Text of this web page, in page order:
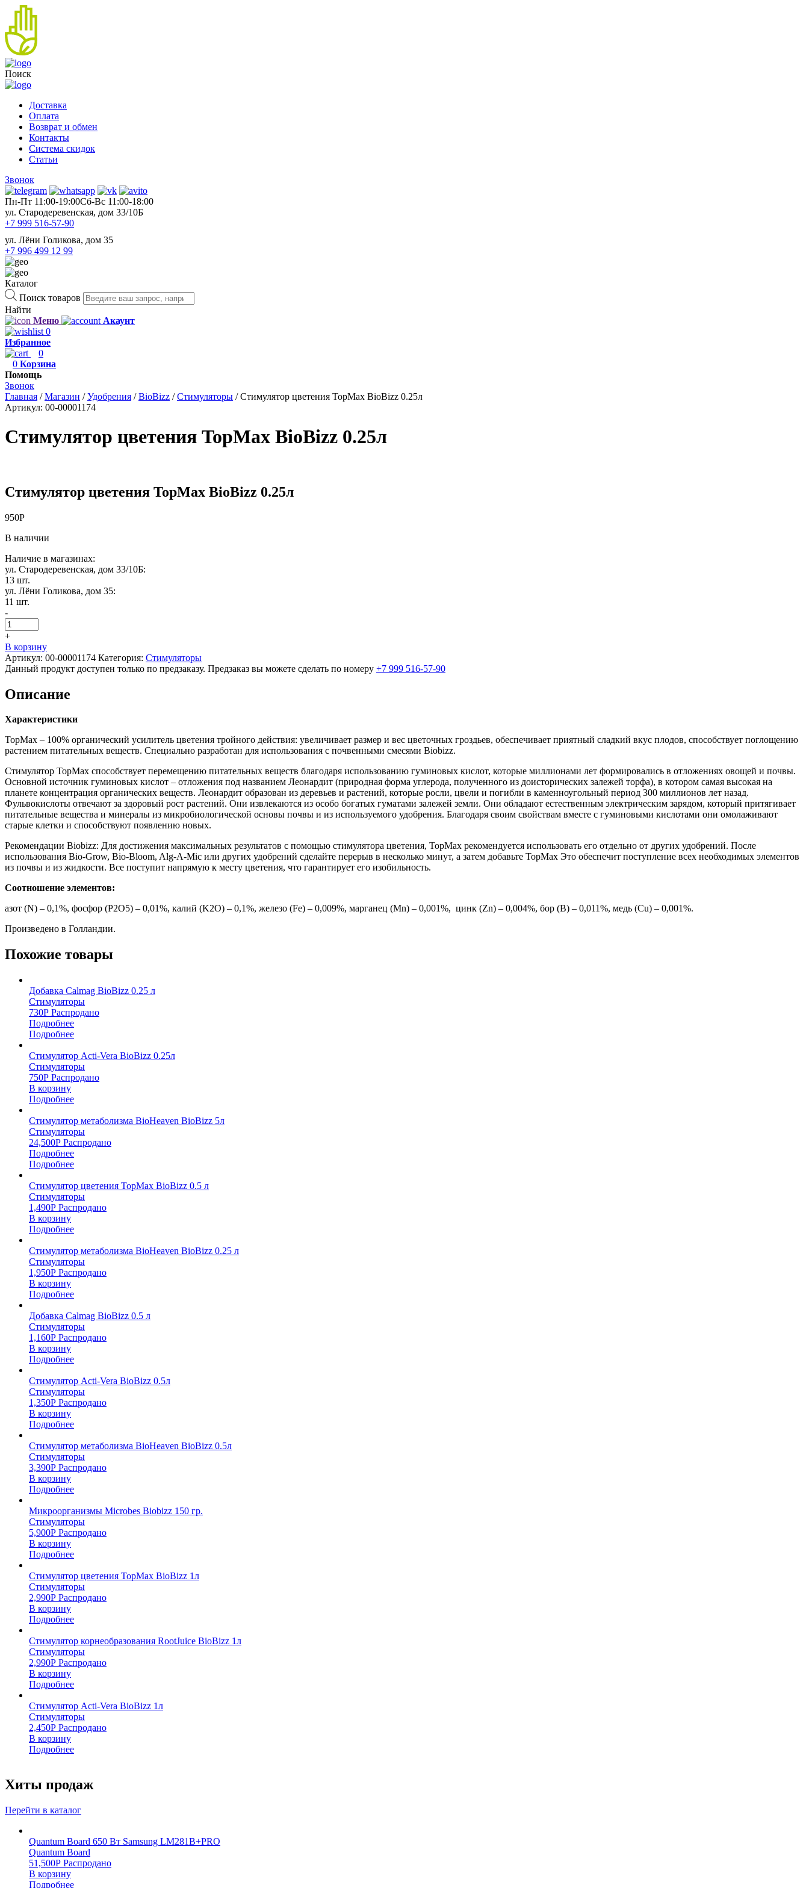
Поиск
Доставка
Оплата
Возврат и обмен
Контакты
Система скидок
Статьи
Звонок
Пн-Пт 11:00-19:00Cб-Вс 11:00-18:00
ул. Стародеревенская, дом 33/10Б
+7 999 516-57-90
ул. Лёни Голикова, дом 35
+7 996 499 12 99
Каталог
Поиск товаров
Найти
Меню
Акаунт
0
Избранное
0
0 Корзина
Помощь
Звонок
Главная /Магазин /Удобрения /BioBizz /Стимуляторы /Стимулятор цветения TopMax BioBizz 0.25л
Артикул: 00-00001174
Стимулятор цветения TopMax BioBizz 0.25л
Стимулятор цветения TopMax BioBizz 0.25л
950Р
В наличии
Наличие в магазинах:
ул. Стародеревенская, дом 33/10Б:
13 шт.
ул. Лёни Голикова, дом 35:
11 шт.
-
+
В корзину
Артикул: 00-00001174 Категория: Стимуляторы
Данный продукт доступен только по предзаказу. Предзаказ вы можете сделать по номеру +7 999 516-57-90
Описание
Характеристики
TopMax – 100% органический усилитель цветения тройного действия: увеличивает размер и вес цветочных гроздьев, обеспечивает приятный сладкий вкус плодов, способствует поглощению
растением питательных веществ. Специально разработан для использования с почвенными смесями Biobizz.
Стимулятор TopMax способствует перемещению питательных веществ благодаря использованию гуминовых кислот, которые миллионами лет формировались в отложениях овощей и почвы.
Основной источник гуминовых кислот – отложения под названием Леонардит (природная форма углерода, полученного из доисторических залежей торфа), в котором самая высокая на
планете концентрация органических веществ. Леонардит образован из деревьев и растений, которые росли, цвели и погибли в каменноугольный период 300 миллионов лет назад.
Фульвокислоты отвечают за здоровый рост растений. Они извлекаются из особо богатых гуматами залежей земли. Они обладают естественным электрическим зарядом, который притягивает
питательные вещества и минералы из микробиологической основы почвы и из используемого удобрения. Благодаря своим свойствам вместе с гуминовыми кислотами они омолаживают
старые клетки и способствуют появлению новых.
Рекомендации Biobizz: Для достижения максимальных результатов с помощью стимулятора цветения, TopMax рекомендуется использовать его отдельно от других удобрений. После
использования Bio-Grow, Bio-Bloom, Alg-A-Mic или других удобрений сделайте перерыв в несколько минут, а затем добавьте TopMax Это обеспечит поступление всех необходимых элементов
из почвы и из жидкости. Все поступит напрямую к месту цветения, что гарантирует его изобильность.
Соотношение элементов:
азот (N) – 0,1%, фосфор (P2O5) – 0,01%, калий (K2O) – 0,1%, железо (Fe) – 0,009%, марганец (Mn) – 0,001%, цинк (Zn) – 0,004%, бор (B) – 0,011%, медь (Cu) – 0,001%.
Произведено в Голландии.
Похожие товары
Добавка Calmag BioBizz 0.25 л
Стимуляторы
730Р Распродано
Подробнее
Подробнее
Стимулятор Acti-Vera BioBizz 0.25л
Стимуляторы
750Р Распродано
В корзину
Подробнее
Стимулятор метаболизма BioHeaven BioBizz 5л
Стимуляторы
24,500Р Распродано
Подробнее
Подробнее
Стимулятор цветения TopMax BioBizz 0.5 л
Стимуляторы
1,490Р Распродано
В корзину
Подробнее
Стимулятор метаболизма BioHeaven BioBizz 0.25 л
Стимуляторы
1,950Р Распродано
В корзину
Подробнее
Добавка Calmag BioBizz 0.5 л
Стимуляторы
1,160Р Распродано
В корзину
Подробнее
Стимулятор Acti-Vera BioBizz 0.5л
Стимуляторы
1,350Р Распродано
В корзину
Подробнее
Стимулятор метаболизма BioHeaven BioBizz 0.5л
Стимуляторы
3,390Р Распродано
В корзину
Подробнее
Микроорганизмы Microbes Biobizz 150 гр.
Стимуляторы
5,900Р Распродано
В корзину
Подробнее
Стимулятор цветения TopMax BioBizz 1л
Стимуляторы
2,990Р Распродано
В корзину
Подробнее
Стимулятор корнеобразования RootJuice BioBizz 1л
Стимуляторы
2,990Р Распродано
В корзину
Подробнее
Стимулятор Acti-Vera BioBizz 1л
Стимуляторы
2,450Р Распродано
В корзину
Подробнее
Хиты продаж
Перейти в каталог
Quantum Board 650 Вт Samsung LM281B+PRO
Quantum Board
51,500Р Распродано
В корзину
Подробнее